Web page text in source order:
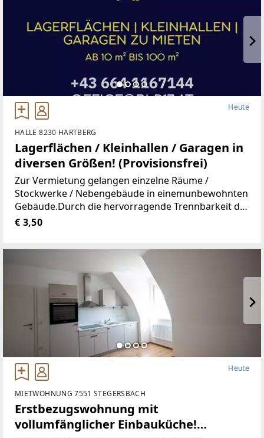
Heute
HALLE 8230 HARTBERG
Lagerflächen / Kleinhallen / Garagen in
diversen Größen! (Provisionsfrei)
Zur Vermietung gelangen einzelne Räume /
Stockwerke / Nebengebäude in einemunbewohnten
Gebäude.Durch die hervorragende Trennbarkeit der
Räumlichkeiten, stehen Ihnen Größen vonca. 10 m²
€ 3,50
Heute
MIETWOHNUNG 7551 STEGERSBACH
Erstbezugswohnung mit
vollumfänglicher Einbauküche!